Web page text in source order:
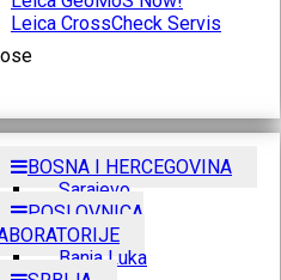
Leica CrossCheck Servis
BOSNA I HERCEGOVINA
Sarajevo
POSLOVNICA
Banja Luka